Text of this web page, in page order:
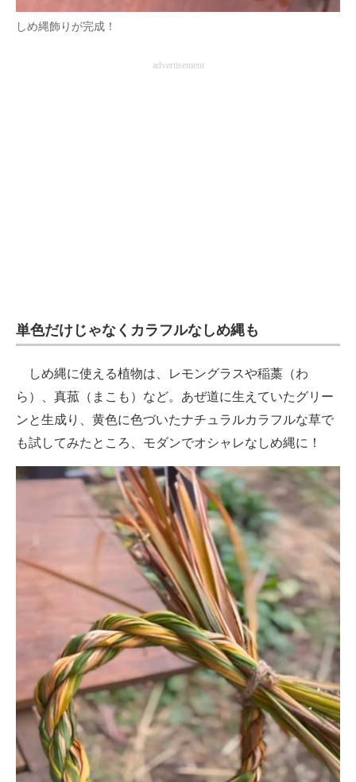
しめ縄飾りが完成！
advertisement
単色だけじゃなくカラフルなしめ縄も
しめ縄に使える植物は、レモングラスや稲藁（わ
ら）、真菰（まこも）など。あぜ道に生えていたグリー
ンと生成り、黄色に色づいたナチュラルカラフルな草で
も試してみたところ、モダンでオシャレなしめ縄に！